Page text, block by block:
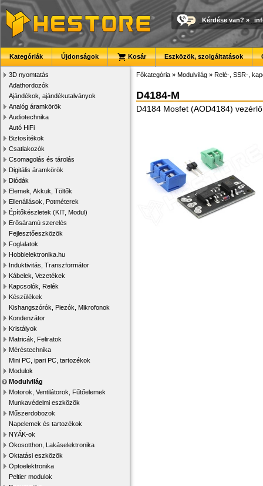
Kérdése van? »
Kategóriák Újdonságok Kosár Eszközök, szolgáltatások
3D nyomtatás
Adathordozók
Ajándékok, ajándékutalványok
Analóg áramkörök
Audiotechnika
Autó HiFi
Biztosítékok
Csatlakozók
Csomagolás és tárolás
Digitális áramkörök
Diódák
Elemek, Akkuk, Töltők
Ellenállások, Potméterek
Építőkészletek (KIT, Modul)
Erősáramú szerelés
Fejlesztőeszközök
Foglalatok
Hobbielektronika.hu
Induktivitás, Transzformátor
Kábelek, Vezetékek
Kapcsolók, Relék
Készülékek
Kishangszórók, Piezók, Mikrofonok
Kondenzátor
Kristályok
Matricák, Feliratok
Méréstechnika
Mini PC, ipari PC, tartozékok
Modulok
Modulvilág
Motorok, Ventilátorok, Fűtőelemek
Munkavédelmi eszközök
Műszerdobozok
Napelemek és tartozékok
NYÁK-ok
Okosotthon, Lakáselektronika
Oktatási eszközök
Optoelektronika
Peltier modulok
Főkategória » Modulvilág » Relé-, SSR-,
D4184-M
D4184 Mosfet (AOD4184)